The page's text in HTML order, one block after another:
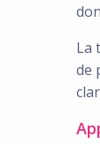
La
de